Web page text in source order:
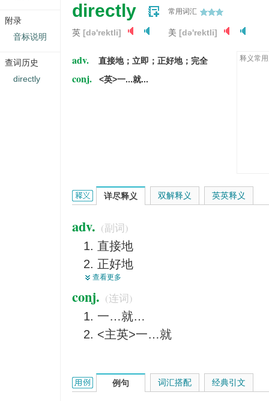
directly 常用词汇
英 [də'rektli] 美 [də'rektli]
adv. 直接地；立即；正好地；完全
conj. <英>一...就...
释义常
directly的英文翻译是什么意思，词典释义与在线翻
详尽释义
adv. (副词)
直接地
正好地
马上
直截了当地
立即
坦率地
径直地
笔直地
查看更多
conj. (连词)
一…就…
<主英>一…就
双解释义 英英释义
directly的用法和样例：
例句 词汇搭配 经典引文
附录
音标说明
查词历史
directly